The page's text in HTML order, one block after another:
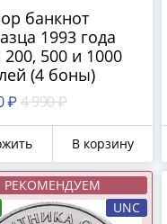
банкнот
1993 года
200, 500 и 1000
(4 боны)
₽ 4 990 ₽
В корзину
РЕКОМЕНДУЕМ
UNC